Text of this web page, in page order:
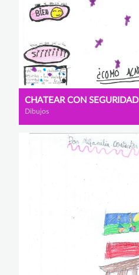
CHATEAR CON SEGURIDAD
Dibujos